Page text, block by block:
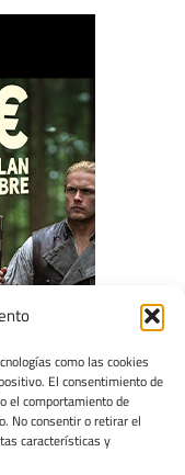
como las cookies
El consentimiento de
el comportamiento de
No consentir o retirar el
características y